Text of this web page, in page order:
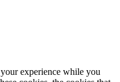
experience while you